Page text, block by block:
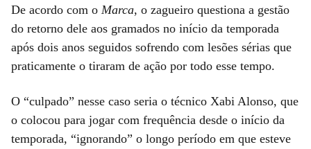
De acordo com o Marca, o zagueiro questiona a gestão
do retorno dele aos gramados no início da temporada
após dois anos seguidos sofrendo com lesões sérias que
praticamente o tiraram de ação por todo esse tempo.
O “culpado” nesse caso seria o técnico Xabi Alonso, que
o colocou para jogar com frequência desde o início da
temporada, “ignorando” o longo período em que esteve